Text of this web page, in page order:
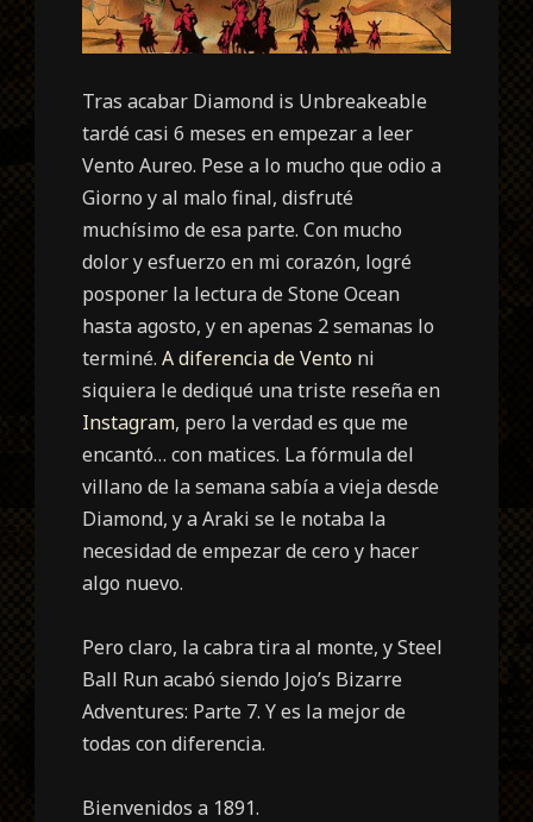
Tras acabar Diamond is Unbreakeable
tardé casi 6 meses en empezar a leer
Vento Aureo. Pese a lo mucho que odio a
Giorno y al malo final, disfruté
muchísimo de esa parte.Con mucho
dolor y esfuerzo en mi corazón, logré
posponer la lectura de Stone Ocean
hasta agosto, y en apenas 2 semanas lo
terminé.A diferencia de Vento ni
siquiera le dediqué una triste reseña en
Instagram, pero la verdad es que me
encantó… con matices. La fórmula del
villano de la semana sabía a vieja desde
Diamond, y a Araki se le notaba la
necesidad de empezar de cero y hacer
algo nuevo.
Pero claro, la cabra tira al monte, y Steel
Ball Run acabó siendo Jojo’s Bizarre
Adventures: Parte 7. Y es la mejor de
todas con diferencia.
Bienvenidos a 1891.